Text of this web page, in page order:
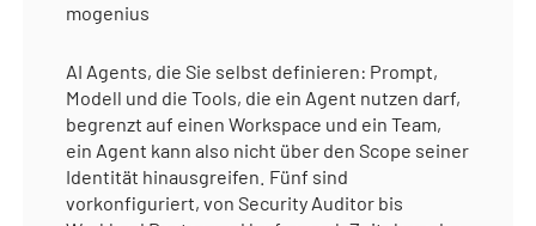
mogenius
AI Agents, die Sie selbst definieren: Prompt,
Modell und die Tools, die ein Agent nutzen darf,
begrenzt auf einen Workspace und ein Team,
ein Agent kann also nicht über den Scope seiner
Identität hinausgreifen. Fünf sind
vorkonfiguriert, von Security Auditor bis